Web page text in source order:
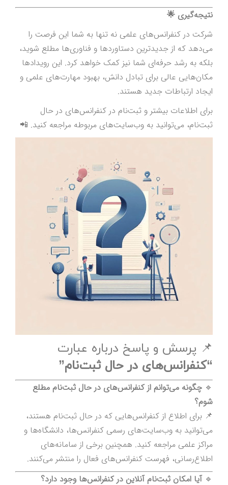
نتیجه‌گیری 🌟
شرکت در کنفرانس‌های علمی نه تنها به شما این فرصت را
می‌دهد که از جدیدترین دستاوردها و فناوری‌ها مطلع شوید،
بلکه به رشد حرفه‌ای شما نیز کمک خواهد کرد. این رویدادها
مکان‌هایی عالی برای تبادل دانش، بهبود مهارت‌های علمی و
ایجاد ارتباطات جدید هستند.
برای اطلاعات بیشتر و ثبت‌نام در کنفرانس‌های در حال
ثبت‌نام، می‌توانید به وب‌سایت‌های مربوطه مراجعه کنید. 📲
📌 پرسش و پاسخ درباره عبارت
“کنفرانس‌های در حال ثبت‌نام”
🔹 چگونه می‌توانم از کنفرانس‌های در حال ثبت‌نام مطلع
شوم؟
📌 برای اطلاع از کنفرانس‌هایی که در حال ثبت‌نام هستند،
می‌توانید به وب‌سایت‌های رسمی کنفرانس‌ها، دانشگاه‌ها و
مراکز علمی مراجعه کنید. همچنین برخی از سامانه‌های
اطلاع‌رسانی، فهرست کنفرانس‌های فعال را منتشر می‌کنند.
🔹آیا امکان ثبت‌نام آنلاین در کنفرانس‌ها وجود دارد؟